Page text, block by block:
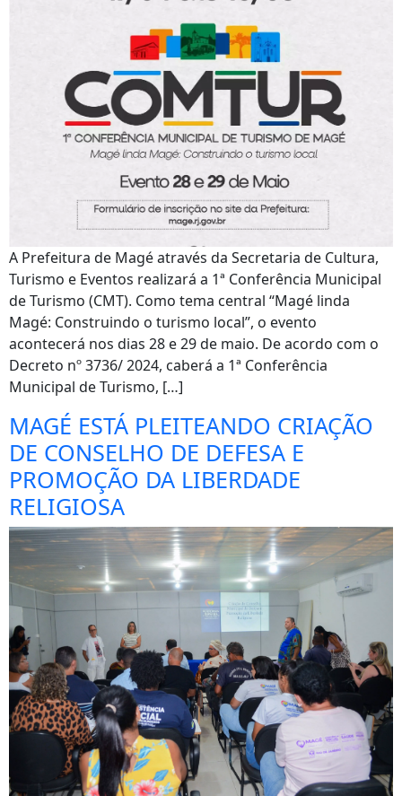
A Prefeitura de Magé através da Secretaria de Cultura,
Turismo e Eventos realizará a 1ª Conferência Municipal
de Turismo (CMT). Como tema central “Magé linda
Magé: Construindo o turismo local”, o evento
acontecerá nos dias 28 e 29 de maio. De acordo com o
Decreto nº 3736/ 2024, caberá a 1ª Conferência
Municipal de Turismo, […]
MAGÉ ESTÁ PLEITEANDO CRIAÇÃO
DE CONSELHO DE DEFESA E
PROMOÇÃO DA LIBERDADE
RELIGIOSA